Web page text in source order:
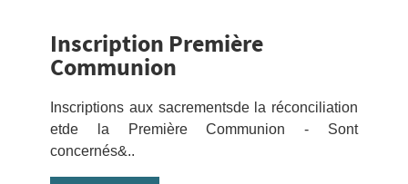
Inscription Première
Communion
Inscriptions aux sacrementsde la réconciliation
etde la Première Communion - Sont
concernés&..